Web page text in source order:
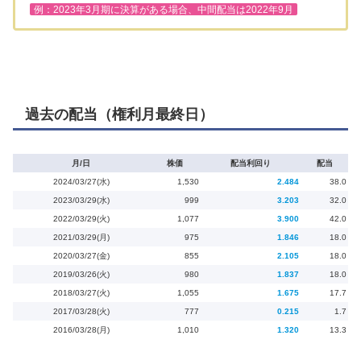
例：2023年3月期に決算がある場合、中間配当は2022年9月
過去の配当（権利月最終日）
月/日 株価 配当利回り 配当
2024/03/27(水) 1,530 2.484 38.0
2023/03/29(水) 999 3.203 32.0
2022/03/29(火) 1,077 3.900 42.0
2021/03/29(月) 975 1.846 18.0
2020/03/27(金) 855 2.105 18.0
2019/03/26(火) 980 1.837 18.0
2018/03/27(火) 1,055 1.675 17.7
2017/03/28(火) 777 0.215 1.7
2016/03/28(月) 1,010 1.320 13.3